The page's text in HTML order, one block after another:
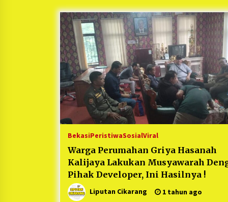
Berjalan Sukses
5 bulan ago
Kartini Penggerak Lingkungan dari
Sampah Bukit Berlian
1 tahun ago
Ucapan Terimakasih Ketua Umum
Jurpala Indonesia dan KOSMI
Indonesia Atas Respon Cepat
Metro Bekasi dan Polsek Cikarang
Timur yang Tangkap Oknum
Terkait Pengusiran Pendirian
1 tahun ago
BekasiPeristiwaSosialViral
Warga Perumahan Griya Hasanah
Kalijaya Lakukan Musyawarah
Pihak Developer, Ini Hasilnya !
Liputan Cikarang 1 tahun ago